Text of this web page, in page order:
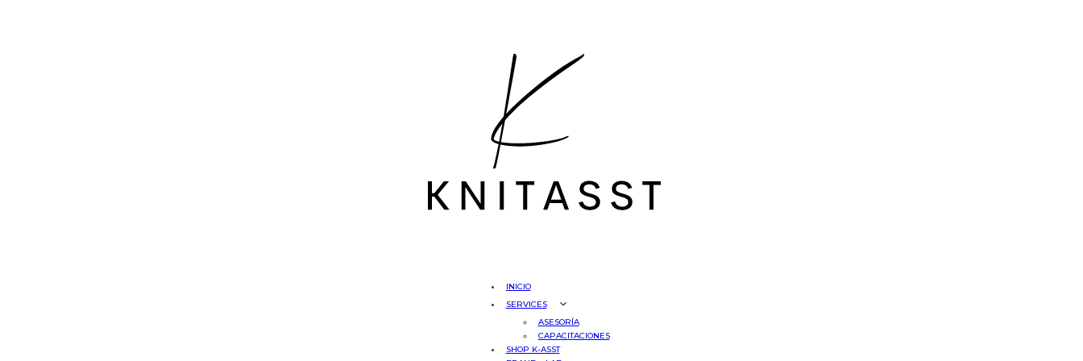
INICIO
SERVICES
ASESORÍA
CAPACITACIONES
SHOP K-ASST